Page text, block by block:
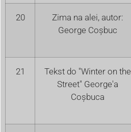
20
Zima na alei, autor:
George Coșbuc
21
Tekst do "Winter on the
Street" George'a
Coșbuca